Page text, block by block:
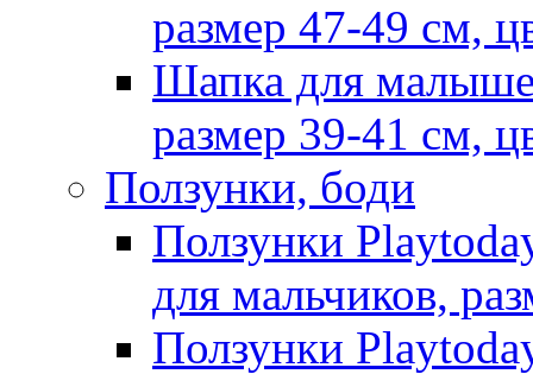
размер 47-49 см,
Шапка для
размер 39-41 см,
Ползунки, боди
Ползунки
для мальчиков,
Ползунки